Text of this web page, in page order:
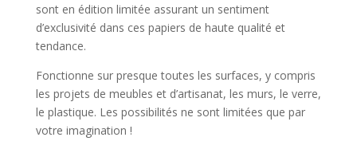
sont en édition limitée assurant un sentiment
d’exclusivité dans ces papiers de haute qualité et
tendance.
Fonctionne sur presque toutes les surfaces, y compris
les projets de meubles et d’artisanat, les murs, le verre,
le plastique. Les possibilités ne sont limitées que par
votre imagination !